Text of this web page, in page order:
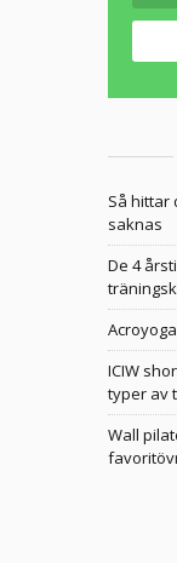
Så hittar
saknas
De 4
ICIW
typer av
Wall